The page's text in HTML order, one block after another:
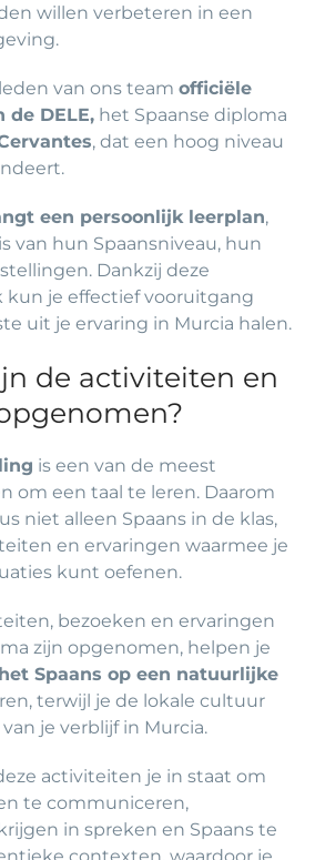
willen verbeteren in een
van ons team officiële
de DELE, het Spaanse diploma
, dat een hoog niveau
een persoonlijk leerplan,
van hun Spaansniveau, hun
Dankzij deze
kun je effectief vooruitgang
uit je ervaring in Murcia halen.
de activiteiten en
is een van de meest
om een taal te leren. Daarom
niet alleen Spaans in de klas,
en ervaringen waarmee je
kunt oefenen.
bezoeken en ervaringen
zijn opgenomen, helpen je
Spaans op een natuurlijke
terwijl je de lokale cultuur
je verblijf in Murcia.
activiteiten je in staat om
te communiceren,
in spreken en Spaans te
contexten, waardoor je